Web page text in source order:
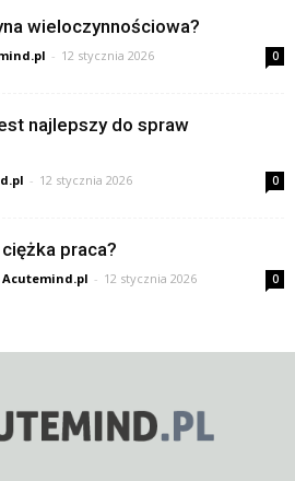
wieloczynnościowa?
- 12 stycznia 2026 0
najlepszy do spraw
- 12 stycznia 2026 0
praca?
- 12 stycznia 2026 0